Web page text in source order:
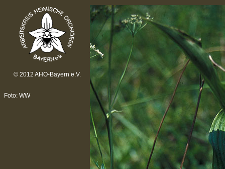
© 2012 AHO-Bayern e.V.
Foto: WW